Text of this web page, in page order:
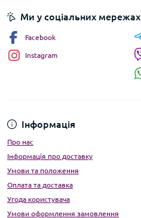
Інформація
Про нас
Інформація про доставку
Умови та положення
Оплата та доставка
Угода користувача
Умови оформлення замовлення
Ми у соціальних мережах
Facebook
Instagram